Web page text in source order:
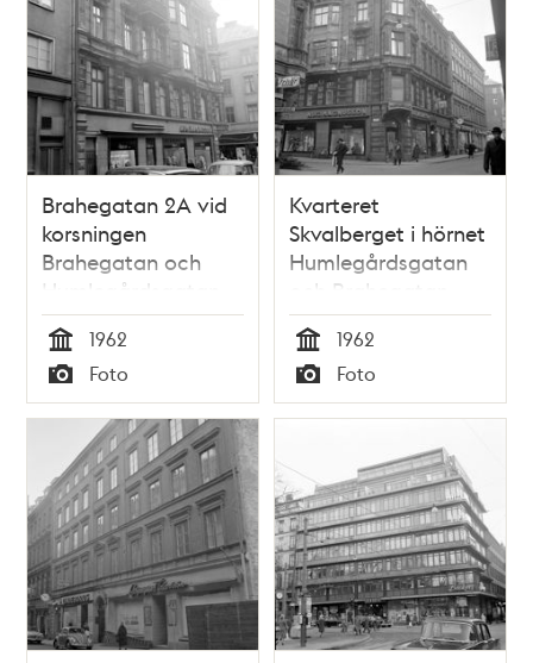
Brahegatan 2A vid
korsningen
Brahegatan och
Humlegårdsgatan
Tid
1962
Typ
Foto
Kvarteret
Skvalberget i hörnet
Humlegårdsgatan
och Brahegatan
Tid
1962
Typ
Foto